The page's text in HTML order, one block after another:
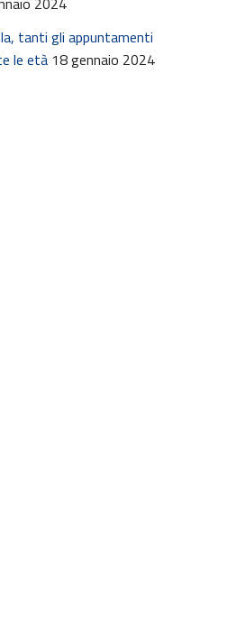
tanti gli appuntamenti
le età 18 gennaio 2024